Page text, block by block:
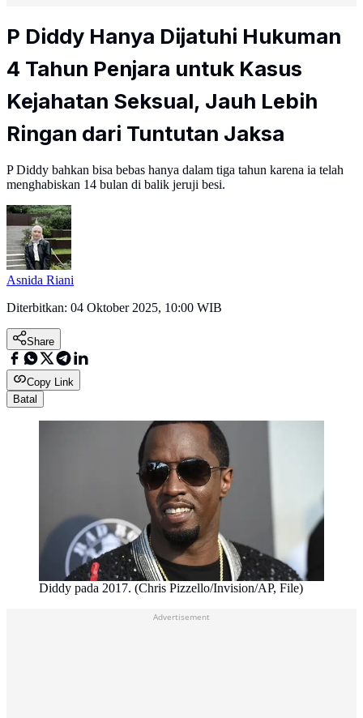
P Diddy Hanya Dijatuhi Hukuman
4 Tahun Penjara untuk Kasus
Kejahatan Seksual, Jauh Lebih
Ringan dari Tuntutan Jaksa
P Diddy bahkan bisa bebas hanya dalam tiga tahun karena ia telah
menghabiskan 14 bulan di balik jeruji besi.
Asnida Riani
Diterbitkan: 04 Oktober 2025, 10:00 WIB
Share
Copy Link
Batal
Diddy pada 2017. (Chris Pizzello/Invision/AP, File)
Advertisement